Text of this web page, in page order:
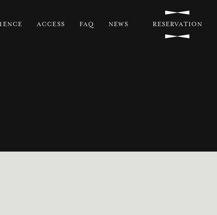
ACCESS FAQ NEWS RESERVATION